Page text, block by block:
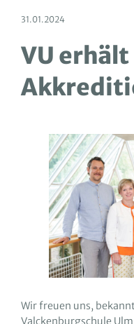
31.01.2024
VU
Wir freuen uns,
Valckenburgschule